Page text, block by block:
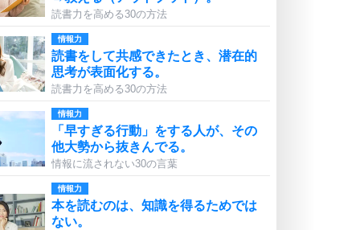
読書力を高める30の方法
情報力
読書をして共感できたとき、潜在的
思考が表面化する。
読書力を高める30の方法
情報力
「早すぎる行動」をする人が、その
他大勢から抜きんでる。
情報に流されない30の言葉
情報力
本を読むのは、知識を得るためでは
ない。